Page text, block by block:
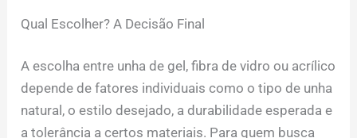
Qual Escolher? A Decisão Final
A escolha entre unha de gel, fibra de vidro ou acrílico
depende de fatores individuais como o tipo de unha
natural, o estilo desejado, a durabilidade esperada e
a tolerância a certos materiais. Para quem busca